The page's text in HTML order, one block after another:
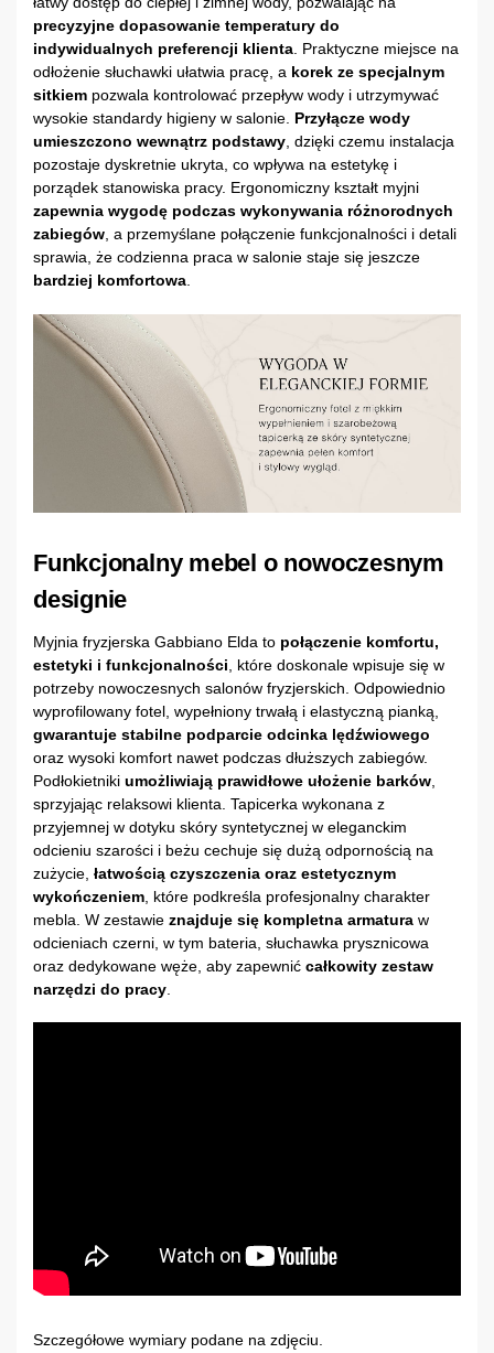
precyzyjne dopasowanie temperatury do
indywidualnych preferencji klienta . Praktyczne miejsce na
odłożenie słuchawki ułatwia pracę, a korek ze specjalnym
sitkiem pozwala kontrolować przepływ wody i utrzymywać
wysokie standardy higieny w salonie. Przyłącze wody
umieszczono wewnątrz podstawy , dzięki czemu instalacja
pozostaje dyskretnie ukryta, co wpływa na estetykę i
porządek stanowiska pracy. Ergonomiczny kształt myjni
zapewnia wygodę podczas wykonywania różnorodnych
zabiegów , a przemyślane połączenie funkcjonalności i detali
sprawia, że codzienna praca w salonie staje się jeszcze
bardziej komfortowa
Funkcjonalny mebel o nowoczesnym
designie
Myjnia fryzjerska Gabbiano Elda to połączenie komfortu,
estetyki i funkcjonalności , które doskonale wpisuje się w
potrzeby nowoczesnych salonów fryzjerskich. Odpowiednio
wyprofilowany fotel, wypełniony trwałą i elastyczną pianką,
gwarantuje stabilne podparcie odcinka lędźwiowego
oraz wysoki komfort nawet podczas dłuższych zabiegów.
Podłokietniki umożliwiają prawidłowe ułożenie barków
sprzyjając relaksowi klienta. Tapicerka wykonana z
przyjemnej w dotyku skóry syntetycznej w eleganckim
odcieniu szarości i beżu cechuje się dużą odpornością na
zużycie, łatwością czyszczenia oraz estetycznym
wykończeniem , które podkreśla profesjonalny charakter
mebla. W zestawie znajduje się kompletna armatura w
odcieniach czerni, w tym bateria, słuchawka prysznicowa
oraz dedykowane węże, aby zapewnić całkowity zestaw
narzędzi do pracy
Szczegółowe wymiary podane na zdjęciu.